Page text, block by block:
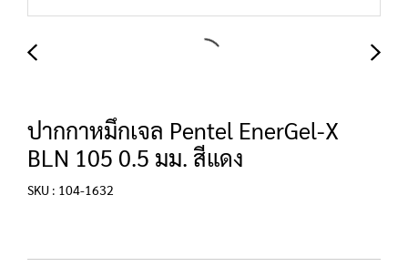
ปากกาหมึกเจล Pentel EnerGel-X
BLN 105 0.5 มม. สีแดง
SKU : 104-1632